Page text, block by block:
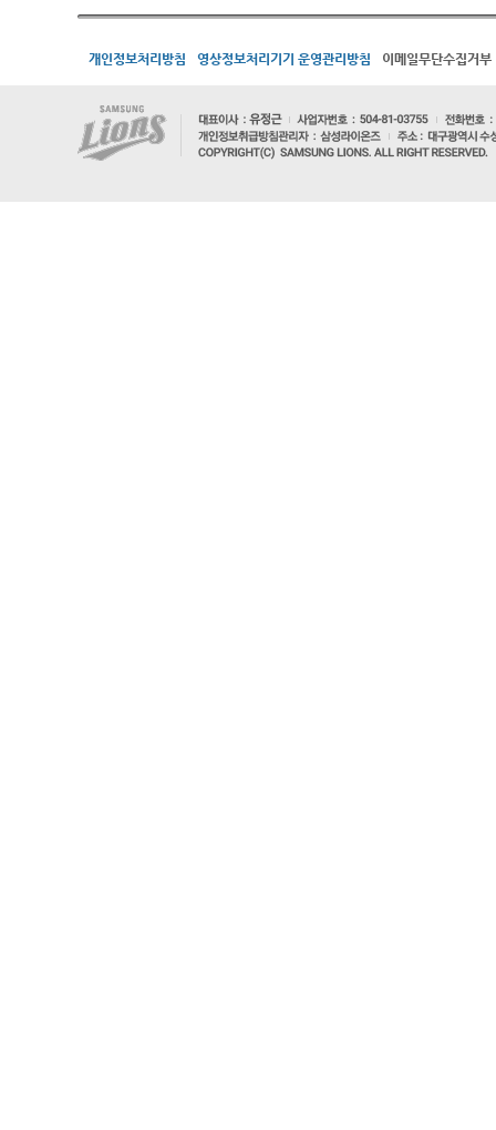
개인정보처리방침 영상정보처리기기 운영관리방침 이메일무단수집거부